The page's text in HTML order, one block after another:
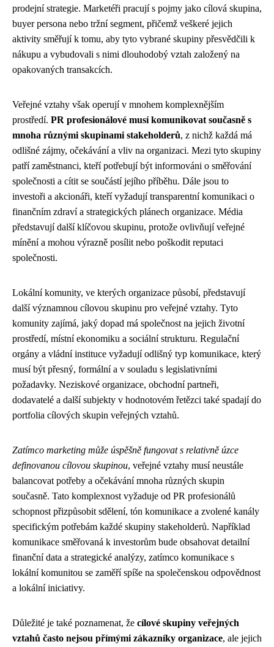
prodejní strategie. Marketéři pracují s pojmy jako cílová skupina,
buyer persona nebo tržní segment, přičemž veškeré jejich
aktivity směřují k tomu, aby tyto vybrané skupiny přesvědčili k
nákupu a vybudovali s nimi dlouhodobý vztah založený na
opakovaných transakcích.
Veřejné vztahy však operují v mnohem komplexnějším
prostředí. PR profesionálové musí komunikovat současně s
mnoha různými skupinami stakeholderů, z nichž každá má
odlišné zájmy, očekávání a vliv na organizaci. Mezi tyto skupiny
patří zaměstnanci, kteří potřebují být informováni o směřování
společnosti a cítit se součástí jejího příběhu. Dále jsou to
investoři a akcionáři, kteří vyžadují transparentní komunikaci o
finančním zdraví a strategických plánech organizace. Média
představují další klíčovou skupinu, protože ovlivňují veřejné
mínění a mohou výrazně posílit nebo poškodit reputaci
společnosti.
Lokální komunity, ve kterých organizace působí, představují
další významnou cílovou skupinu pro veřejné vztahy. Tyto
komunity zajímá, jaký dopad má společnost na jejich životní
prostředí, místní ekonomiku a sociální strukturu. Regulační
orgány a vládní instituce vyžadují odlišný typ komunikace, který
musí být přesný, formální a v souladu s legislativními
požadavky. Neziskové organizace, obchodní partneři,
dodavatelé a další subjekty v hodnotovém řetězci také spadají do
portfolia cílových skupin veřejných vztahů.
Zatímco marketing může úspěšně fungovat s relativně úzce
definovanou cílovou skupinou, veřejné vztahy musí neustále
balancovat potřeby a očekávání mnoha různých skupin
současně. Tato komplexnost vyžaduje od PR profesionálů
schopnost přizpůsobit sdělení, tón komunikace a zvolené kanály
specifickým potřebám každé skupiny stakeholderů. Například
komunikace směřovaná k investorům bude obsahovat detailní
finanční data a strategické analýzy, zatímco komunikace s
lokální komunitou se zaměří spíše na společenskou odpovědnost
a lokální iniciativy.
Důležité je také poznamenat, že cílové skupiny veřejných
vztahů často nejsou přímými zákazníky organizace, ale jejich